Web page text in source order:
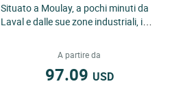
Situato a Moulay, a pochi minuti da
Laval e dalle sue zone industriali, il
A partire da
97.09 USD